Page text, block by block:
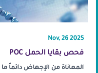
Nov, 26 2025
فحص بقايا الحمل POC
المعاناة من الإجهاض دائماً